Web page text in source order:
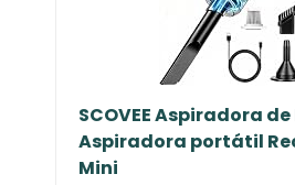
SCOVEE Aspiradora
Aspiradora portátil
Mini